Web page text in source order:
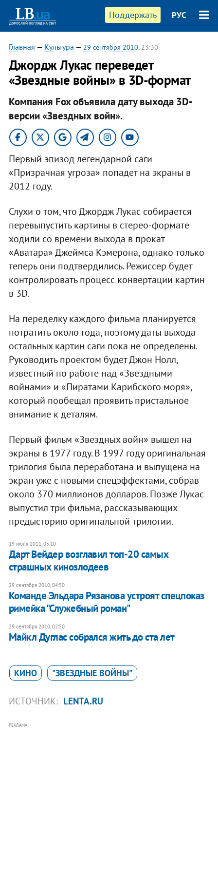
Поддержать РУС
Главная — Культура — 29 сентября 2010, 23:30
Джордж Лукас переведет
«Звездные войны» в 3D-формат
Компания Fox объявила дату выхода 3D-
версии «Звездных войн».
Первый эпизод легендарной саги
«Призрачная угроза» попадет на экраны в
2012 году.
Слухи о том, что Джордж Лукас собирается
перевыпустить картины в стерео-формате
ходили со времени выхода в прокат
«Аватара» Джеймса Кэмерона, однако только
теперь они подтвердились. Режиссер будет
контролировать процесс конвертации картин
в 3D.
На переделку каждого фильма планируется
потратить около года, поэтому даты выхода
остальных картин саги пока не определены.
Руководить проектом будет Джон Нолл,
известный по работе над «Звездными
войнами» и «Пиратами Карибского моря»,
который пообещал проявить пристальное
внимание к деталям.
Первый фильм «Звездных войн» вышел на
экраны в 1977 году. В 1997 году оригинальная
трилогия была переработана и выпущена на
экран уже с новыми спецэффектами, собрав
около 370 миллионов долларов. Позже Лукас
выпустил три фильма, рассказывающих
предысторию оригинальной трилогии.
19 июля 2011, 05:10
Дарт Вейдер возглавил топ-20 самых
страшных кинозлодеев
29 сентября 2010, 04:50
Команде Эльдара Рязанова устроят спецпоказ
римейка "Служебный роман"
29 сентября 2010, 02:50
Майкл Дуглас собрался жить до ста лет
КИНО "ЗВЕЗДНЫЕ ВОЙНЫ"
ИСТОЧНИК: LENTA.RU
РЕКЛАМА